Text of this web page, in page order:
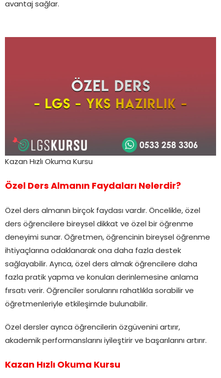
avantaj sağlar.
Kazan Hızlı Okuma Kursu
Özel Ders Almanın Faydaları Nelerdir?
Özel ders almanın birçok faydası vardır. Öncelikle, özel
ders öğrencilere bireysel dikkat ve özel bir öğrenme
deneyimi sunar. Öğretmen, öğrencinin bireysel öğrenme
ihtiyaçlarına odaklanarak ona daha fazla destek
sağlayabilir. Ayrıca, özel ders almak öğrencilere daha
fazla pratik yapma ve konuları derinlemesine anlama
fırsatı verir. Öğrenciler sorularını rahatlıkla sorabilir ve
öğretmenleriyle etkileşimde bulunabilir.
Özel dersler ayrıca öğrencilerin özgüvenini artırır,
akademik performanslarını iyileştirir ve başarılarını artırır.
Kazan Hızlı Okuma Kursu